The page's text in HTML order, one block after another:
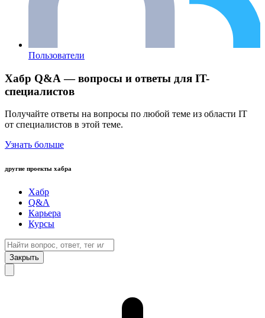
Пользователи
Хабр Q&A — вопросы и ответы для IT-
специалистов
Получайте ответы на вопросы по любой теме из области IT
от специалистов в этой теме.
Узнать больше
другие проекты хабра
Хабр
Q&A
Карьера
Курсы
Закрыть